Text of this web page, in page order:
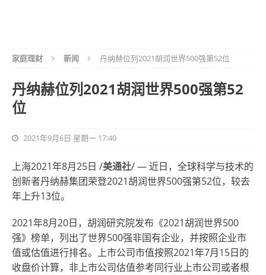
家庭理财 新闻 丹纳赫位列2021胡润世界500强第52位
丹纳赫位列2021胡润世界500强第52
位
2021年9月6日 星期一 17:40
上海2021年8月25日 /美通社/ — 近日，全球科学与技术的
创新者丹纳赫集团荣登2021胡润世界500强第52位，较去
年上升13位。
2021年8月20日，胡润研究院发布《2021胡润世界500
强》榜单，列出了世界500强非国有企业，并按照企业市
值或估值进行排名。上市公司市值按照2021年7月15日的
收盘价计算，非上市公司估值参考同行业上市公司或者根